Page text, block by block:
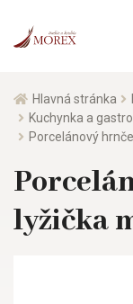
Hlavná stránka
Kuchynka a
Porcelánový
lyžička